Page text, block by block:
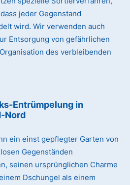
jeder Gegenstand
wird. Wir verwenden auch
Entsorgung von gefährlichen
des verbleibenden
Entrümpelung in
Nord
ein einst gepflegter Garten von
Gegenständen
seinen ursprünglichen Charme
Dschungel als einem